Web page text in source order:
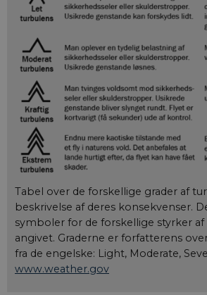
Tabel over de forskellige grader af
beskrivelse af deres konsekvenser.
symboler for de forskellige styrker
angivet. Graderne er forfatterens
fra de engelske: Light, Moderate,
www.weather.gov